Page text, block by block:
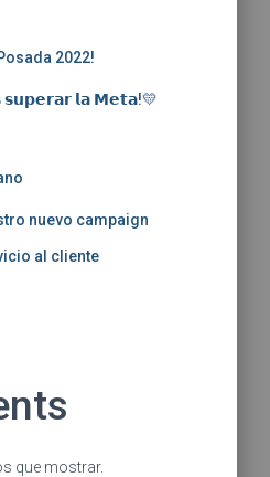
2022!
𝗹𝗮 𝗠𝗲𝘁𝗮!💛
nuevo campaign
al cliente
que mostrar.